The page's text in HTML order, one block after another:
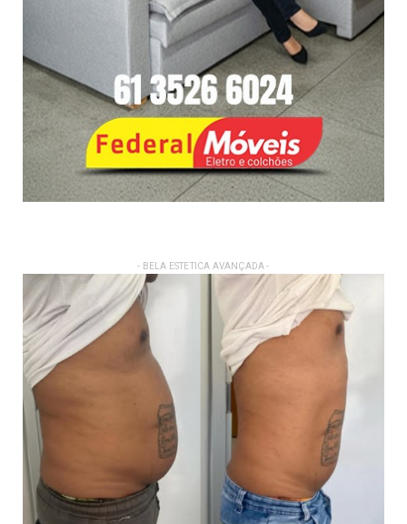
- BELA ESTETICA AVANÇADA -